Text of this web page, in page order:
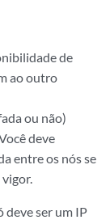
de
ao outro
ou não)
deve
entre os nós se
deve ser um IP